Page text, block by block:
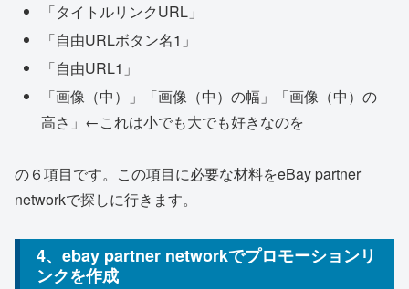
「タイトルリンクURL」
「自由URLボタン名1」
「自由URL1」
「画像（中）」「画像（中）の幅」「画像（中）の
高さ」←これは小でも大でも好きなのを
の６項目です。この項目に必要な材料をeBay partner
networkで探しに行きます。
4、ebay partner networkでプロモーションリ
ンクを作成